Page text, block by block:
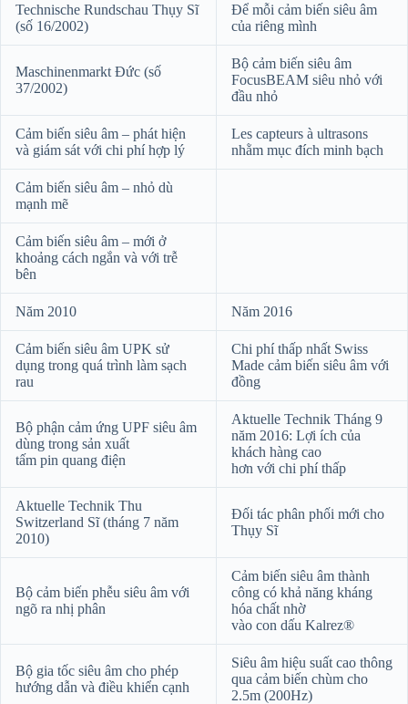
Technische Rundschau Thụy Sĩ
(số 16/2002)
Để mỗi cảm biến siêu âm
của riêng mình
Maschinenmarkt Đức (số
37/2002)
Bộ cảm biến siêu âm
FocusBEAM siêu nhỏ với
đầu nhỏ
Cảm biến siêu âm – phát hiện
và giám sát với chi phí hợp lý
Les capteurs à ultrasons
nhằm mục đích minh bạch
Cảm biến siêu âm – nhỏ dù
mạnh mẽ
Cảm biến siêu âm – mới ở
khoảng cách ngắn và với trễ
bên
Năm 2010 Năm 2016
Cảm biến siêu âm UPK sử
dụng trong quá trình làm sạch
rau
Chi phí thấp nhất Swiss
Made cảm biến siêu âm với
đồng
Bộ phận cảm ứng UPF siêu âm
dùng trong sản xuất
tấm pin quang điện
Aktuelle Technik Tháng 9
năm 2016: Lợi ích của
khách hàng cao
hơn với chi phí thấp
Aktuelle Technik Thu
Switzerland Sĩ (tháng 7 năm
2010)
Đối tác phân phối mới cho
Thụy Sĩ
Bộ cảm biến phễu siêu âm với
ngõ ra nhị phân
Cảm biến siêu âm thành
công có khả năng kháng
hóa chất nhờ
vào con dấu Kalrez®
Bộ gia tốc siêu âm cho phép
hướng dẫn và điều khiển cạnh
Siêu âm hiệu suất cao thông
qua cảm biến chùm cho
2.5m (200Hz)